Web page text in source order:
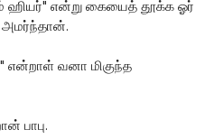
ஹியர்" என்று கையைத் தூக்க ஓர்
என்றாள் வனா மிகுந்த
பாபு.